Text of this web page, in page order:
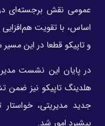
عمومی نقش برجسته‌ای
اساس، با تقویت
و تاپیکو قطعا در این
در پایان این نشست
هلدینگ تاپیکو نیز ضمن
جدید مدیریتی،